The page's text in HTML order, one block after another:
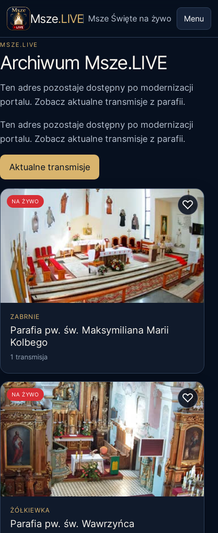
Msze.LIVE Msze Święte na żywo Menu
MSZE.LIVE
Archiwum Msze.LIVE
Ten adres pozostaje dostępny po modernizacji
portalu. Zobacz aktualne transmisje z parafii.
Ten adres pozostaje dostępny po modernizacji
portalu. Zobacz aktualne transmisje z parafii.
Aktualne transmisje
NA ŻYWO ♡
ZABRNIE
Parafia pw. św. Maksymiliana Marii
Kolbego
1 transmisja
NA ŻYWO ♡
ŻÓŁKIEWKA
Parafia pw. św. Wawrzyńca